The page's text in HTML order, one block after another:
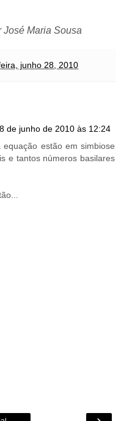
José Maria Sousa
junho 28, 2010
de junho de 2010 às 12:24
estão em simbiose
e tantos números basilares